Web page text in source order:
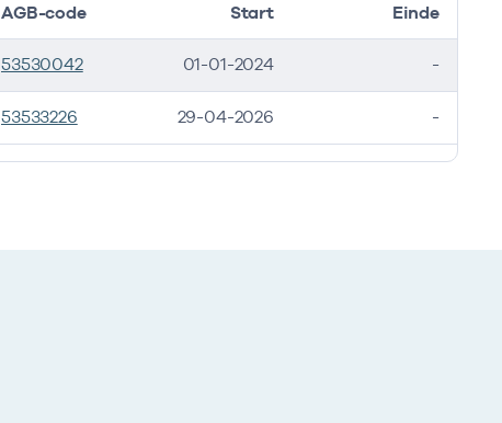
AGB-code Start Einde
53530042 01-01-2024 -
53533226 29-04-2026 -